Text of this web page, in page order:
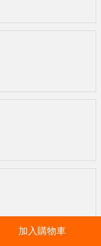
加入購物車